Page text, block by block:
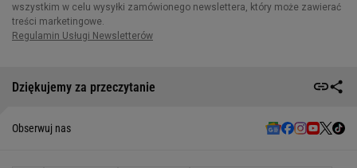
Dziękujemy za przeczytanie
Obserwuj nas